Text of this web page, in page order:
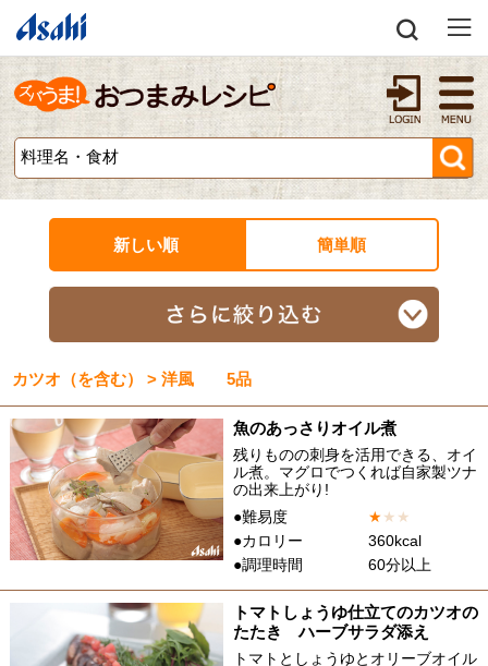
新しい順 簡単順
カツオ（を含む） > 洋風 5品
魚のあっさりオイル煮
残りものの刺身を活用できる、オイ
ル煮。マグロでつくれば自家製ツナ
の出来上がり!
●難易度
★★ ★
●カロリー
360kcal
●調理時間
60分以上
トマトしょうゆ仕立てのカツオの
たたき ハーブサラダ添え
トマトとしょうゆとオリーブオイル